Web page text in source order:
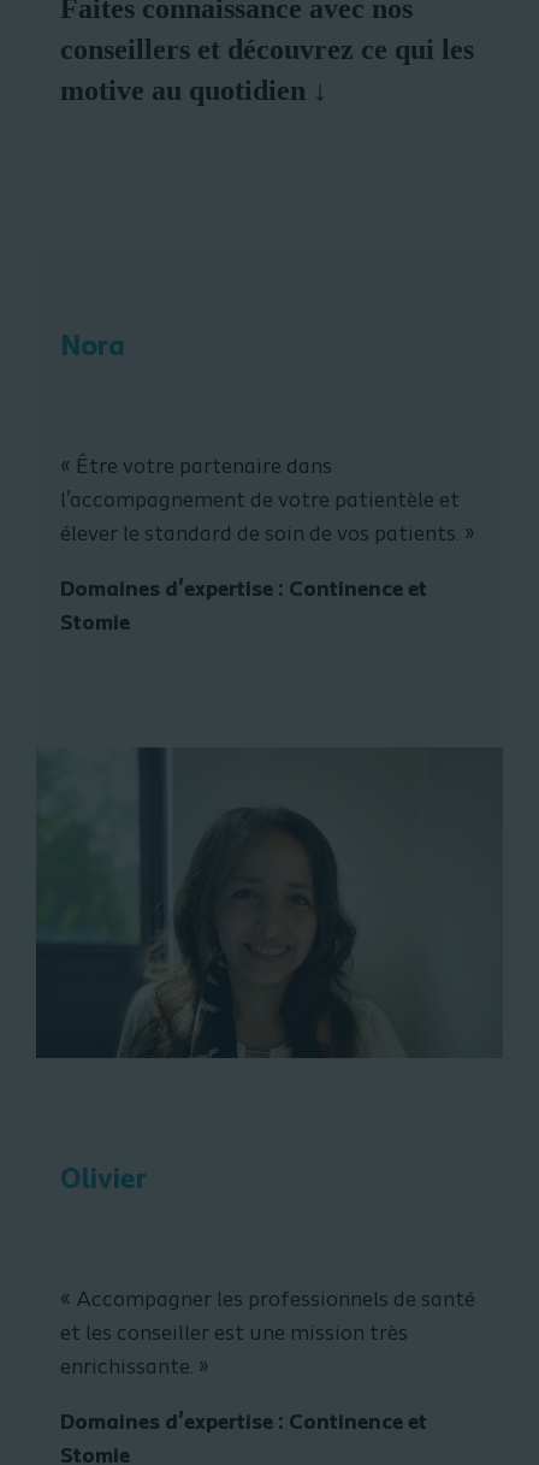
Faites connaissance avec nos
conseillers et découvrez ce qui les
motive au quotidien ↓
Nora
« Être votre partenaire dans
l’accompagnement de votre patientèle et
élever le standard de soin de vos patients. »
Domaines d'expertise : Continence et
Stomie
Olivier
« Accompagner les professionnels de santé
et les conseiller est une mission très
enrichissante. »
Domaines d'expertise : Continence et
Stomie